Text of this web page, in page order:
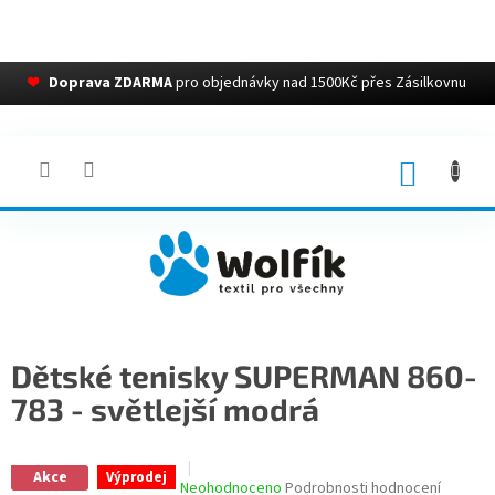
❤ Doprava ZDARMApro objednávky nad 1500Kč přes Zásilkovnu
Dětské tenisky SUPERMAN 860-
783 - světlejší modrá
Akce Výprodej
Průměrné
Neohodnoceno Podrobnosti hodnocení